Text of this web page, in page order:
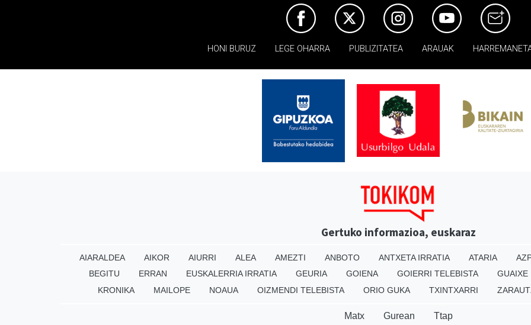
HONI BURUZ LEGE OHARRA PUBLIZITATEA ARAUAK
Gertuko informazioa, euskaraz
AIARALDEA AIKOR AIURRI ALEA AMEZTI ANBOTO ANTXETA IRRATIA ATARIA
BEGITU
ERRAN EUSKALERRIA IRRATIA GEURIA GOIENA GOIERRI TELEBISTA GUAIXE
KRONIKA
MAILOPE NOAUA OIZMENDI TELEBISTA ORIO GUKA TXINTXARRI
Matx Gurean Ttap